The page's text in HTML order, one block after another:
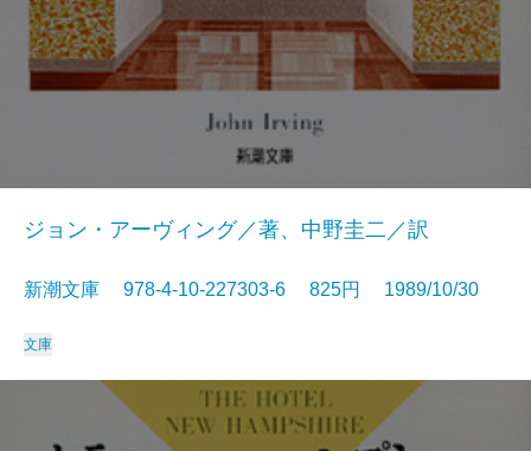
ジョン・アーヴィング／著、中野圭二／訳
新潮文庫 978-4-10-227303-6 825円 1989/10/30
文庫